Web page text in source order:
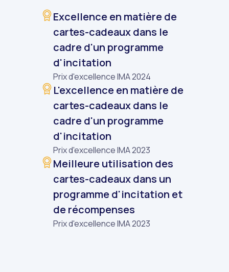
Excellence en matière de
cartes-cadeaux dans le
cadre d'un programme
d'incitation
Prix d'excellence IMA 2024
L'excellence en matière de
cartes-cadeaux dans le
cadre d'un programme
d'incitation
Prix d'excellence IMA 2023
Meilleure utilisation des
cartes-cadeaux dans un
programme d'incitation et
de récompenses
Prix d'excellence IMA 2023